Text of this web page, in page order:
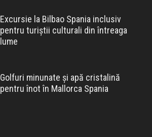
Excursie la Bilbao Spania inclusiv
pentru turiștii culturali din întreaga
lume
Golfuri minunate și apă cristalină
pentru înot în Mallorca Spania